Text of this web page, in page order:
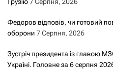
Федоров відповів, чи готовий
оборони 7 Серпня, 2026
Зустріч президента із главою
Україні. Головне за 6 серпня